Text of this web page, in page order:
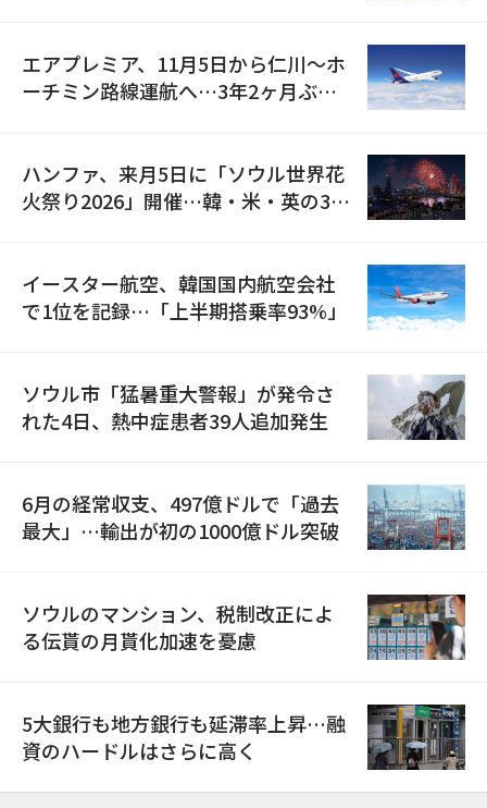
エアプレミア、11月5日から仁川〜ホ
ーチミン路線運航へ…3年2ヶ月ぶり
ハンファ、来月5日に「ソウル世界花
火祭り2026」開催…韓・米・英の3カ
イースター航空、韓国国内航空会社
で1位を記録…「上半期搭乗率93%」
ソウル市「猛暑重大警報」が発令さ
れた4日、熱中症患者39人追加発生
6月の経常収支、497億ドルで「過去
最大」…輸出が初の1000億ドル突破
ソウルのマンション、税制改正によ
る伝貰の月貰化加速を憂慮
5大銀行も地方銀行も延滞率上昇…融
資のハードルはさらに高く